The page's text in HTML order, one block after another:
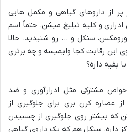
از داروهای گیاهی و مکمل هایی
و کلیه تبلیغ میشن. حتماً اسم
سنکل و … رو شنیدید. حالا
این رقابت کجا وایمیسه و چه برتری
بقیه داره؟
مشترکی مثل ادرارآوری و ضد
عصاره کرن بری برای جلوگیری از
که بیشتر روی جلوگیری از چسبیدن
داره. سنکل هم که یک داروی گیاهی